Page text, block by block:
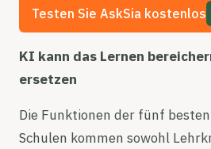
Testen Sie AskSia kostenlos
KI kann das Lernen
ersetzen
Die Funktionen der fünf
Schulen kommen sowohl